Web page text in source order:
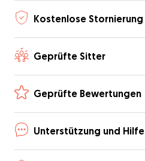
Kostenlose Stornierung
Geprüfte Sitter
Geprüfte Bewertungen
Unterstützung und Hilfe